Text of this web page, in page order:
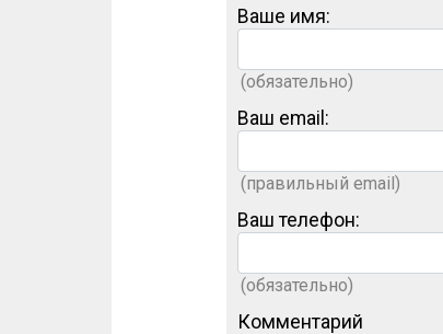
Ваше имя:
(обязательно)
Ваш email:
(правильный email)
Ваш телефон:
(обязательно)
Комментарий